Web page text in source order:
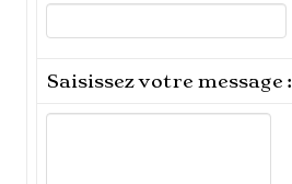
Saisissez votre message :